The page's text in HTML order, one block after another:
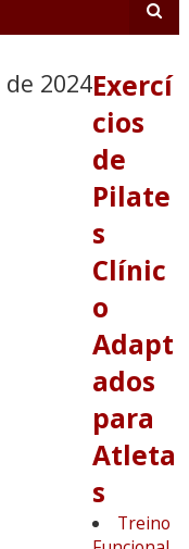
2024Exercí
cios
de
Pilate
s
Clínic
o
Adapt
ados
para
Atleta
s
Treino